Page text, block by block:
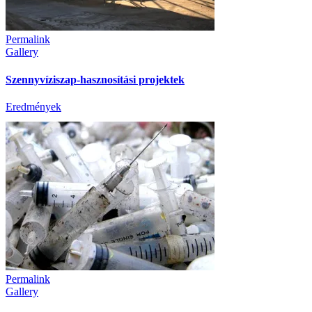
Permalink
Gallery
Szennyvíziszap-hasznosítási projektek
Eredmények
Permalink
Gallery